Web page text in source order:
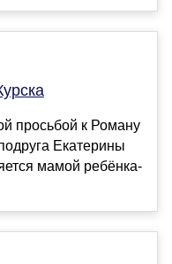
просьбой к Роману
Екатерины
мамой ребёнка-